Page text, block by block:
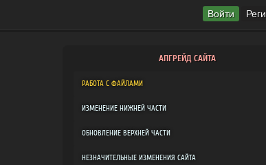
Войти
АПГРЕЙД САЙТА
РАБОТА С ФАЙЛАМИ
ИЗМЕНЕНИЕ НИЖНЕЙ ЧАСТИ
ОБНОВЛЕНИЕ ВЕРХНЕЙ ЧАСТИ
НЕЗНАЧИТЕЛЬНЫЕ ИЗМЕНЕНИЯ САЙТА